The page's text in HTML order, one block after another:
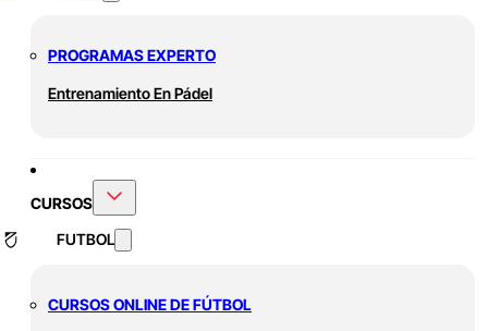
PROGRAMAS EXPERTO
Entrenamiento En Pádel
CURSOS
FUTBOL
CURSOS ONLINE DE FÚTBOL